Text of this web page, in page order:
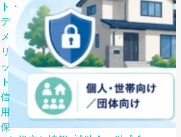
ト・
デ
メ
リ
ッ
ト
信
用
保